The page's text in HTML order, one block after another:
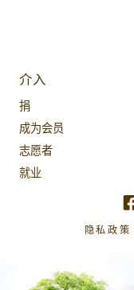
介入
捐
成为会员
志愿者
就业
隐私政策